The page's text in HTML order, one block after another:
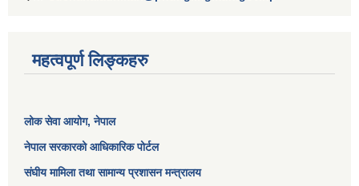
महत्वपूर्ण लिङ्कहरु
लोक सेवा आयोग, नेपाल
नेपाल सरकारको आधिकारिक पोर्टल
संघीय मामिला तथा सामान्य प्रशासन मन्त्रालय